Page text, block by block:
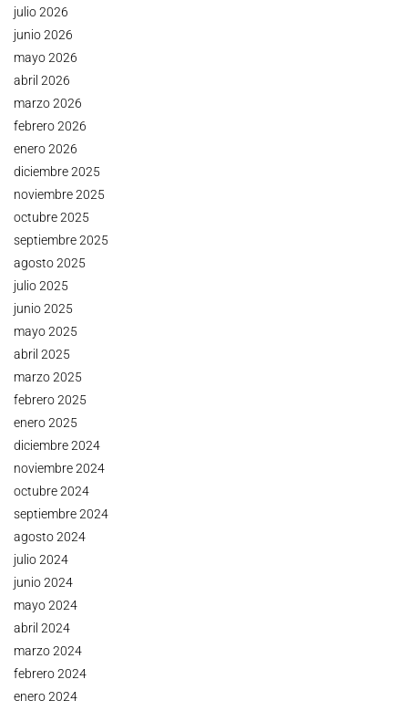
julio 2026
junio 2026
mayo 2026
abril 2026
marzo 2026
febrero 2026
enero 2026
diciembre 2025
noviembre 2025
octubre 2025
septiembre 2025
agosto 2025
julio 2025
junio 2025
mayo 2025
abril 2025
marzo 2025
febrero 2025
enero 2025
diciembre 2024
noviembre 2024
octubre 2024
septiembre 2024
agosto 2024
julio 2024
junio 2024
mayo 2024
abril 2024
marzo 2024
febrero 2024
enero 2024